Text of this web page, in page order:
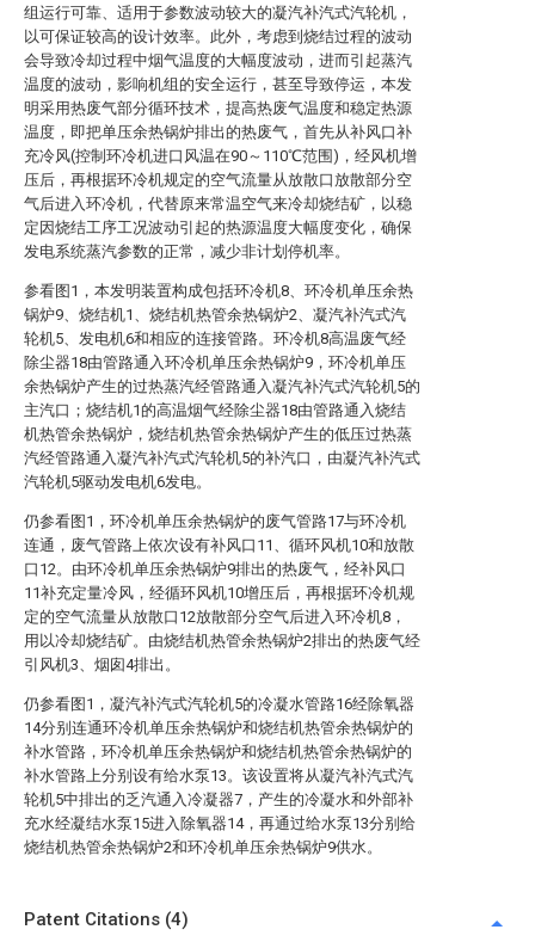
组运行可靠、适用于参数波动较大的凝汽补汽式汽轮机，
以可保证较高的设计效率。此外，考虑到烧结过程的波动
会导致冷却过程中烟气温度的大幅度波动，进而引起蒸汽
温度的波动，影响机组的安全运行，甚至导致停运，本发
明采用热废气部分循环技术，提高热废气温度和稳定热源
温度，即把单压余热锅炉排出的热废气，首先从补风口补
充冷风(控制环冷机进口风温在90～110℃范围)，经风机增
压后，再根据环冷机规定的空气流量从放散口放散部分空
气后进入环冷机，代替原来常温空气来冷却烧结矿，以稳
定因烧结工序工况波动引起的热源温度大幅度变化，确保
发电系统蒸汽参数的正常，减少非计划停机率。
参看图1，本发明装置构成包括环冷机8、环冷机单压余热
锅炉9、烧结机1、烧结机热管余热锅炉2、凝汽补汽式汽
轮机5、发电机6和相应的连接管路。环冷机8高温废气经
除尘器18由管路通入环冷机单压余热锅炉9，环冷机单压
余热锅炉产生的过热蒸汽经管路通入凝汽补汽式汽轮机5的
主汽口；烧结机1的高温烟气经除尘器18由管路通入烧结
机热管余热锅炉，烧结机热管余热锅炉产生的低压过热蒸
汽经管路通入凝汽补汽式汽轮机5的补汽口，由凝汽补汽式
汽轮机5驱动发电机6发电。
仍参看图1，环冷机单压余热锅炉的废气管路17与环冷机
连通，废气管路上依次设有补风口11、循环风机10和放散
口12。由环冷机单压余热锅炉9排出的热废气，经补风口
11补充定量冷风，经循环风机10增压后，再根据环冷机规
定的空气流量从放散口12放散部分空气后进入环冷机8，
用以冷却烧结矿。由烧结机热管余热锅炉2排出的热废气经
引风机3、烟囱4排出。
仍参看图1，凝汽补汽式汽轮机5的冷凝水管路16经除氧器
14分别连通环冷机单压余热锅炉和烧结机热管余热锅炉的
补水管路，环冷机单压余热锅炉和烧结机热管余热锅炉的
补水管路上分别设有给水泵13。该设置将从凝汽补汽式汽
轮机5中排出的乏汽通入冷凝器7，产生的冷凝水和外部补
充水经凝结水泵15进入除氧器14，再通过给水泵13分别给
烧结机热管余热锅炉2和环冷机单压余热锅炉9供水。
Patent Citations (4)